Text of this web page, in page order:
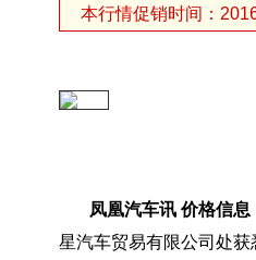
本行情促销时间：
凤凰汽车讯 价格信息
星汽车贸易有限公司处获